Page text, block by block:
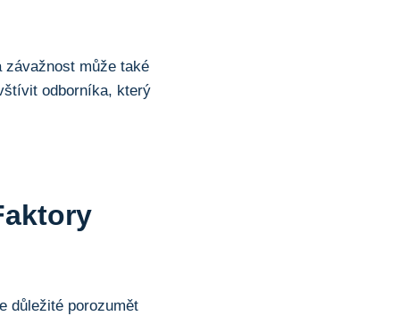
může také
odborníka, který‍
důležité porozumět